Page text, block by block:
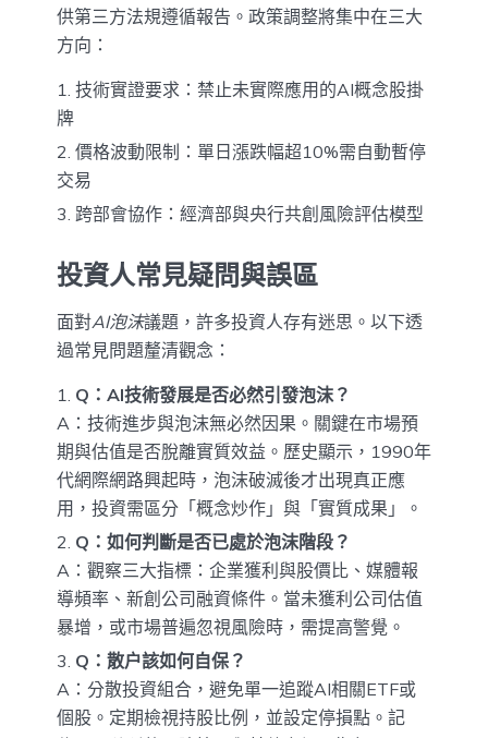
供第三方法規遵循報告。政策調整將集中在三大
方向：
技術實證要求：禁止未實際應用的AI概念股掛
牌
價格波動限制：單日漲跌幅超10%需自動暫停
交易
跨部會協作：經濟部與央行共創風險評估模型
投資人常見疑問與誤區
面對AI泡沫議題，許多投資人存有迷思。以下透
過常見問題釐清觀念：
Q：AI技術發展是否必然引發泡沫？
A：技術進步與泡沫無必然因果。關鍵在市場預
期與估值是否脫離實質效益。歷史顯示，1990年
代網際網路興起時，泡沫破滅後才出現真正應
用，投資需區分「概念炒作」與「實質成果」。
Q：如何判斷是否已處於泡沫階段？
A：觀察三大指標：企業獲利與股價比、媒體報
導頻率、新創公司融資條件。當未獲利公司估值
暴增，或市場普遍忽視風險時，需提高警覺。
Q：散户該如何自保？
A：分散投資組合，避免單一追蹤AI相關ETF或
個股。定期檢視持股比例，並設定停損點。記